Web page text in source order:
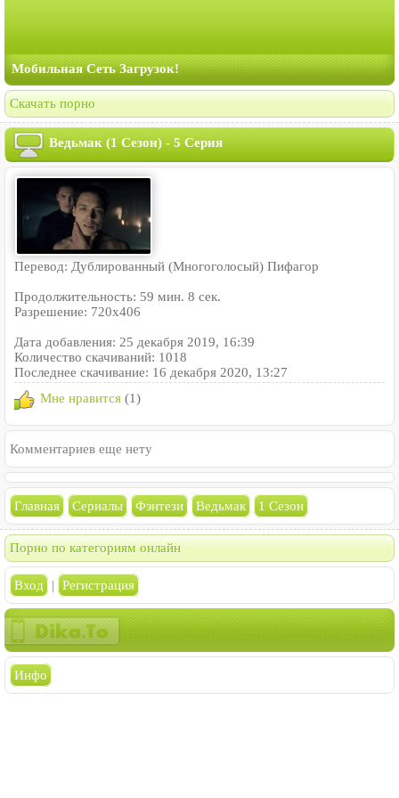
Мобильная Сеть Загрузок!
Скачать порно
Ведьмак (1 Сезон) - 5 Серия
Перевод: Дублированный (Многоголосый) Пифагор
Продолжительность: 59 мин. 8 сек.
Разрешение: 720x406
Дата добавления: 25 декабря 2019, 16:39
Количество скачиваний: 1018
Последнее скачивание: 16 декабря 2020, 13:27
Мне нравится (1)
Комментариев еще нету
Главная Сериалы Фэнтези Ведьмак 1 Сезон
Порно по категориям онлайн
Вход | Регистрация
Инфо